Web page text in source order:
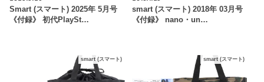
Smart (スマート) 2025年 5月号
《付録》 初代PlaySt…
smart (スマート) 2018年 03月号
《付録》 nano・un…
smart (スマート) smart (スマート)